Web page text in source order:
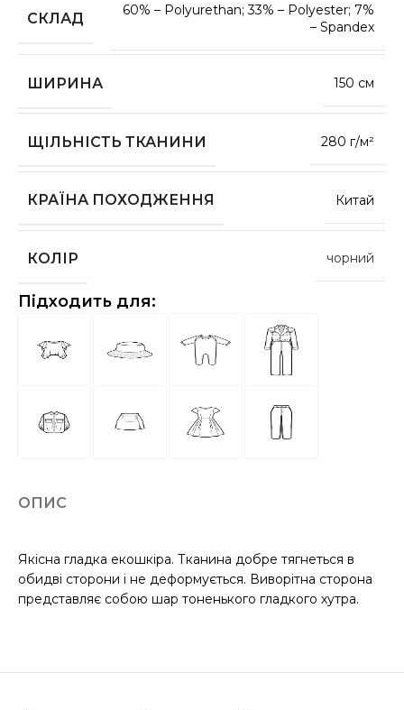
СКЛАД
60% – Polyurethan; 33% – Polyester; 7%
– Spandex
ШИРИНА 150 см
ЩІЛЬНІСТЬ ТКАНИНИ 280 г/м²
КРАЇНА ПОХОДЖЕННЯ Китай
КОЛІР чорний
Підходить для:
ОПИС
Якісна гладка екошкіра. Тканина добре тягнеться в
обидві сторони і не деформується. Виворітна сторона
представляє собою шар тоненького гладкого хутра.